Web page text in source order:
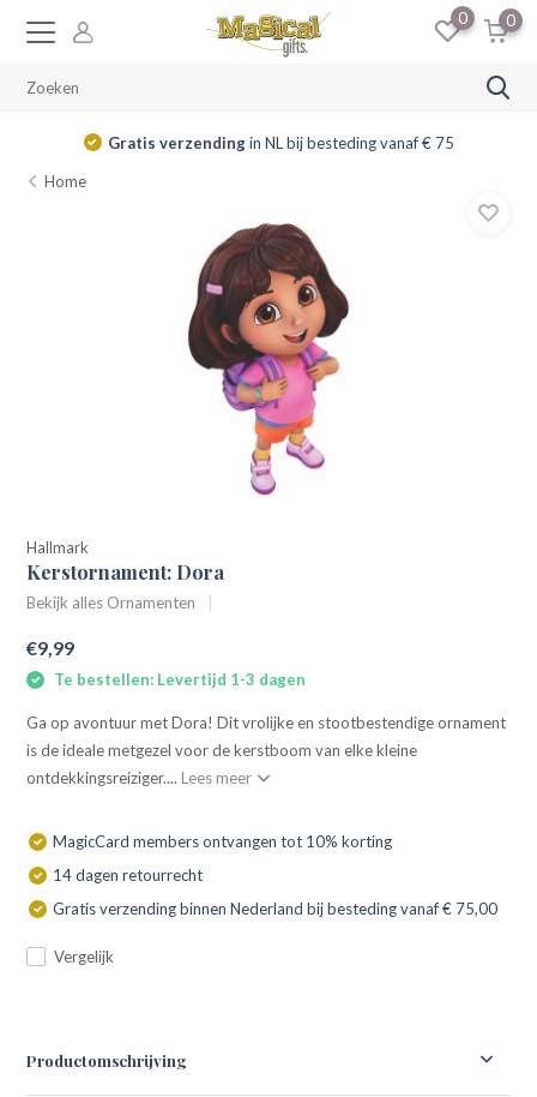
0 0
Gratis verzendingin NL bij besteding vanaf € 75
Home
Hallmark
Kerstornament: Dora
Bekijk alles Ornamenten
€9,99
Te bestellen: Levertijd 1-3 dagen
Ga op avontuur met Dora! Dit vrolijke en stootbestendige ornament
is de ideale metgezel voor de kerstboom van elke kleine
ontdekkingsreiziger.... Lees meer
MagicCard members ontvangen tot 10% korting
14 dagen retourrecht
Gratis verzending binnen Nederland bij besteding vanaf € 75,00
Vergelijk
Productomschrijving